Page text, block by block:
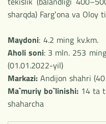
sharqda) Fargʻona va
Maydoni: 4.2 ming kv.km.
Aholi soni: 3 mln. 253
(01.01.2022-yil)
Markazi: Andijon shahri
Ma`muriy bo`linishi: 14 ta
shaharcha